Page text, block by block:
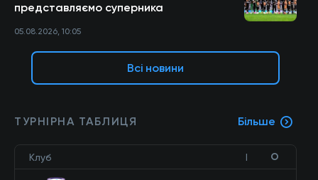
представляємо суперника
05.08.2026, 10:05
Всі новини
ТУРНІРНА ТАБЛИЦЯ Більше
Клуб І О